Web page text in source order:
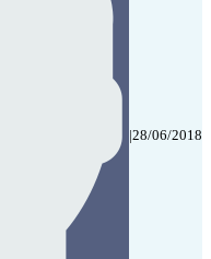
|28/06/2018